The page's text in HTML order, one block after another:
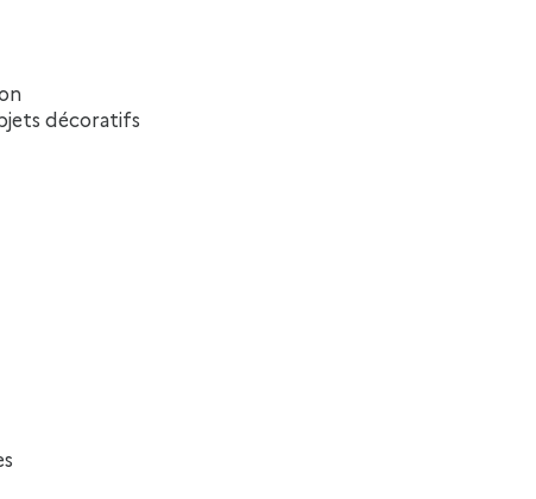
décoratifs